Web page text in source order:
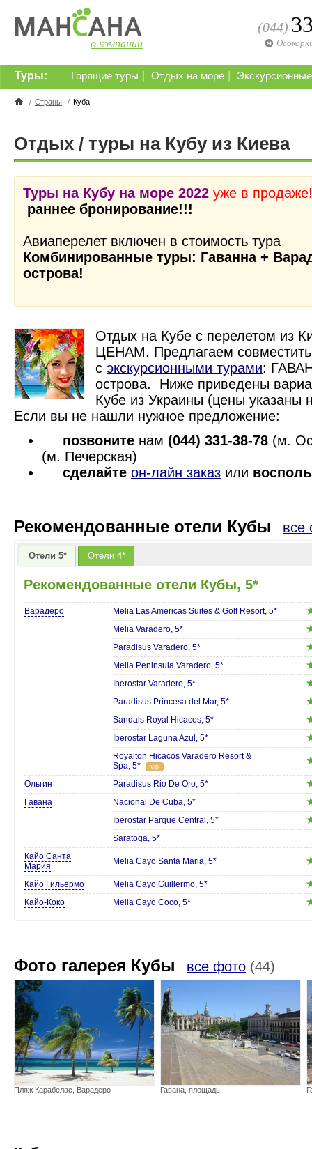
о компании
(044)
Горящие туры Отдых на море
Туры:
/ Страны / Куба
Отдых / туры на Кубу из Киева
Туры на Кубу на море 2022 уже в продаже!
раннее бронирование!!!
Авиаперелет включен в стоимость тура
Комбинированные туры: Гаванна +
острова!
Отдых на Кубе с перелетом из
ЦЕНАМ. Предлагаем
с экскурсионными турами:
острова. Ниже приведены
Кубе из Украины (цены указаны
Если вы не нашли нужное предложение:
позвоните нам (044) 331-38-78 (м.
(м. Печерская)
сделайте он-лайн заказ или
Рекомендованные отели Кубы все
Отели 5* Отели 4*
Рекомендованные отели Кубы, 5*
Варадеро
Melia Las Americas Suites & Golf Resort, 5*
Melia Varadero, 5*
Paradisus Varadero, 5*
Melia Peninsula Varadero, 5*
Iberostar Varadero, 5*
Paradisus Princesa del Mar, 5*
Sandals Royal Hicacos, 5*
Iberostar Laguna Azul, 5*
Royalton Hicacos Varadero Resort &
Spa, 5*
vip
Ольгин
Paradisus Rio De Oro, 5*
Гавана
Nacional De Cuba, 5*
Iberostar Parque Central, 5*
Saratoga, 5*
Кайо Санта
Мария
Melia Cayo Santa Maria, 5*
Кайо Гильермо
Melia Cayo Guillermo, 5*
Кайо-Коко
Melia Cayo Coco, 5*
Фото галерея Кубы все фото (44)
Пляж Карабелас, Варадеро Гавана, площадь